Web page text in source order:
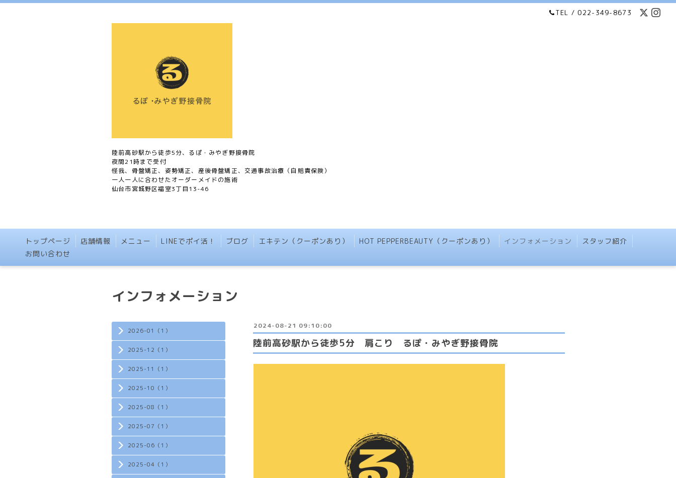
TEL / 022-349-8673
陸前高砂駅から徒歩5分、るぽ・みやぎ野接骨院
夜間21時まで受付
怪我、骨盤矯正、姿勢矯正、産後骨盤矯正、交通事故治療（自賠責保険）
一人一人に合わせたオーダーメイドの施術
仙台市宮城野区福室3丁目13-46
トップページ 店舗情報 メニュー LINEでポイ活！ ブログ エキテン（クーポンあり） HOT PEPPERBEAUTY（クーポンあり） インフォメーション
スタッフ紹介
お問い合わせ
2026-01（1）
2025-12（1）
2025-11（1）
2025-10（1）
2025-08（1）
2025-07（1）
2025-06（1）
2025-04（1）
インフォメーション
2024-08-21 09:10:00
陸前高砂駅から徒歩5分 肩こり るぽ・みやぎ野接骨院